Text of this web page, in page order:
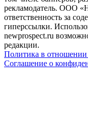
рекламодатель. ООО
ответственность за
гиперссылки.
newprospect.ru
редакции.
Политика в
Соглашение о